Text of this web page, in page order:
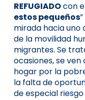
REFUGIADOcon
estos pequeños
mirada hacia uno
de la movilidad
migrantes. Se
ocasiones, se
hogar por la
la falta de
de especial